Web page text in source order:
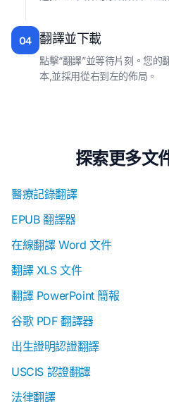
04 翻譯並下載
點擊“翻譯”並等待片刻。您的
本,並採用從右到左的佈局。
探索更多文
醫療記錄翻譯
EPUB 翻譯器
在線翻譯 Word 文件
翻譯 XLS 文件
翻譯 PowerPoint 簡報
谷歌 PDF 翻譯器
出生證明認證翻譯
USCIS 認證翻譯
法律翻譯